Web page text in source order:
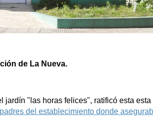
Farmacias
Transportes
de La Nueva.
"las horas felices", ratificó esta esta
del establecimiento donde